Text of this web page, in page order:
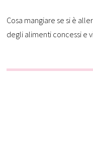
Cosa mangiare se si è
degli alimenti concessi e